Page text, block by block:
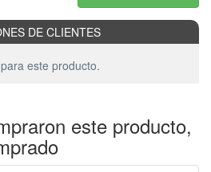
DE CLIENTES
este producto.
este producto,